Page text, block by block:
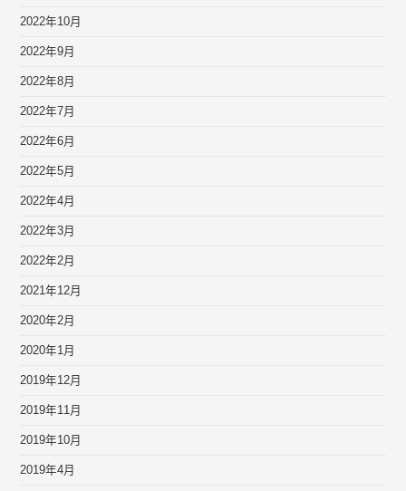
2022年10月
2022年9月
2022年8月
2022年7月
2022年6月
2022年5月
2022年4月
2022年3月
2022年2月
2021年12月
2020年2月
2020年1月
2019年12月
2019年11月
2019年10月
2019年4月